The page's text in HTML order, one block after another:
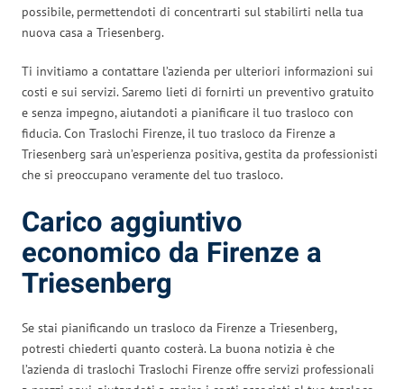
possibile, permettendoti di concentrarti sul stabilirti nella tua
nuova casa a Triesenberg.
Ti invitiamo a contattare l’azienda per ulteriori informazioni sui
costi e sui servizi. Saremo lieti di fornirti un preventivo gratuito
e senza impegno, aiutandoti a pianificare il tuo trasloco con
fiducia. Con Traslochi Firenze, il tuo trasloco da Firenze a
Triesenberg sarà un’esperienza positiva, gestita da professionisti
che si preoccupano veramente del tuo trasloco.
Carico aggiuntivo
economico da Firenze a
Triesenberg
Se stai pianificando un trasloco da Firenze a Triesenberg,
potresti chiederti quanto costerà. La buona notizia è che
l’azienda di traslochi Traslochi Firenze offre servizi professionali